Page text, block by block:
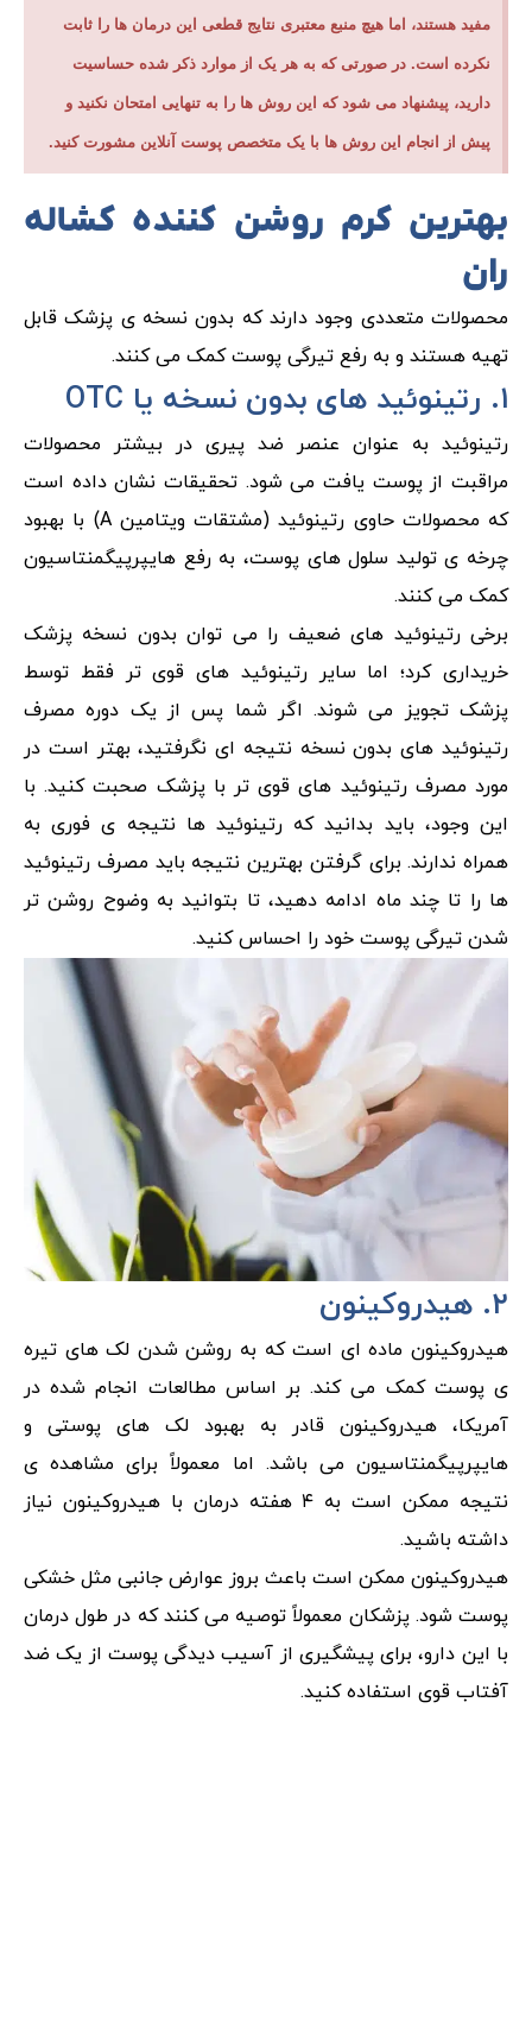
مفید هستند، اما هیچ منبع معتبری نتایج قطعی این درمان ها را ثابت
نکرده است. در صورتی که به هر یک از موارد ذکر شده حساسیت
دارید، پیشنهاد می شود که این روش ها را به تنهایی امتحان نکنید و
پیش از انجام این روش ها با یک متخصص پوست آنلاین مشورت کنید.
بهترین کرم روشن کننده کشاله
ران
محصولات متعددی وجود دارند که بدون نسخه ی پزشک قابل
تهیه هستند و به رفع تیرگی پوست کمک می کنند.
۱. رتینوئید های بدون نسخه یا OTC
رتینوئید به ‌عنوان عنصر ضد پیری در بیشتر محصولات
مراقبت از پوست یافت می ‌شود. تحقیقات نشان داده است
که محصولات حاوی رتینوئید (مشتقات ویتامین A) با بهبود
چرخه ی تولید سلول های پوست، به رفع هایپرپیگمنتاسیون
کمک می کنند.
برخی رتینوئید های ضعیف را می ‌توان بدون نسخه پزشک
خریداری کرد؛ اما سایر رتینوئید های قوی ‌تر فقط توسط
پزشک تجویز می ‌شوند. اگر شما پس از یک دوره مصرف
رتینوئید های بدون نسخه نتیجه ای نگرفتید، بهتر است در
مورد مصرف رتینوئید های قوی تر با پزشک صحبت کنید. با
این وجود، باید بدانید که رتینوئید ها نتیجه ی فوری به
همراه ندارند. برای گرفتن بهترین نتیجه باید مصرف رتینوئید
ها را تا چند ماه ادامه دهید، تا بتوانید به وضوح روشن تر
شدن تیرگی پوست خود را احساس کنید.
۲. هیدروکینون
هیدروکینون ماده ای است که به روشن شدن لک های تیره
ی پوست کمک می کند. بر اساس مطالعات انجام شده در
آمریکا، هیدروکینون قادر به بهبود لک های پوستی و
هایپرپیگمنتاسیون می باشد. اما معمولاً برای مشاهده ی
نتیجه ممکن است به ۴ هفته درمان با هیدروکینون نیاز
داشته باشید.
هیدروکینون ممکن است باعث بروز عوارض جانبی مثل خشکی
پوست شود. پزشکان معمولاً توصیه می کنند که در طول درمان
با این دارو، برای پیشگیری از آسیب دیدگی پوست از یک ضد
آفتاب قوی استفاده کنید.